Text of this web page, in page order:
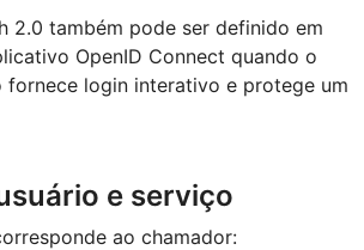
2.0 também pode ser definido em
OpenID Connect quando o
fornece login interativo e protege um
e serviço
ao chamador: